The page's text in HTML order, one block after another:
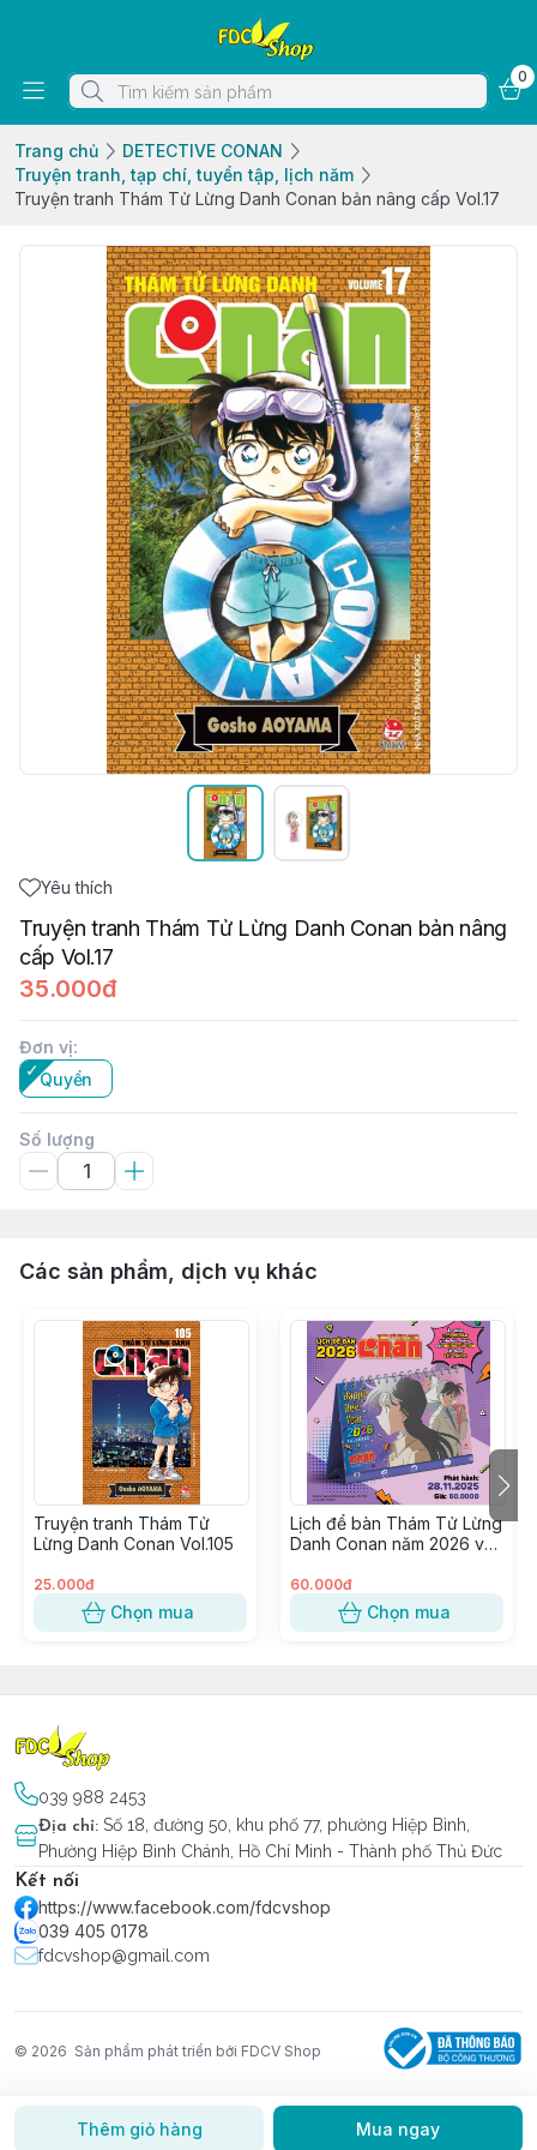
0
Trang chủ
DETECTIVE CONAN
Truyện tranh, tạp chí, tuyển tập, lịch năm
Truyện tranh Thám Tử Lừng Danh Conan bản nâng cấp Vol.17
Yêu thích
Truyện tranh Thám Tử Lừng Danh Conan bản nâng
cấp Vol.17
35.000đ
Đơn vị:
Quyển
Số lượng
Thêm giỏ hàng Mua ngay
Các sản phẩm, dịch vụ khác
Truyện tranh Thám Tử
Lừng Danh Conan Vol.105
25.000đ
Chọn mua
Lịch để bàn Thám Tử Lừng
Danh Conan năm 2026 ver.
60.000đ
Chọn mua
039 988 2453
Địa chỉ: Số 18, đường 50, khu phố 77, phường Hiệp Bình,
Phường Hiệp Bình Chánh, Hồ Chí Minh - Thành phố Thủ Đức
Kết nối
https://www.facebook.com/fdcvshop
039 405 0178
fdcvshop@gmail.com
© 2026 Sản phẩm phát triển bởi FDCV Shop